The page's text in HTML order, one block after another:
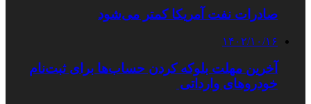
صادرات نفت آمریکا کمتر می‌شود
۱۴۰۲/۱۰/۱۶
آخرین مهلت بلوکه کردن حساب‌ها برای ثبت‌نام
خودروهای وارداتی